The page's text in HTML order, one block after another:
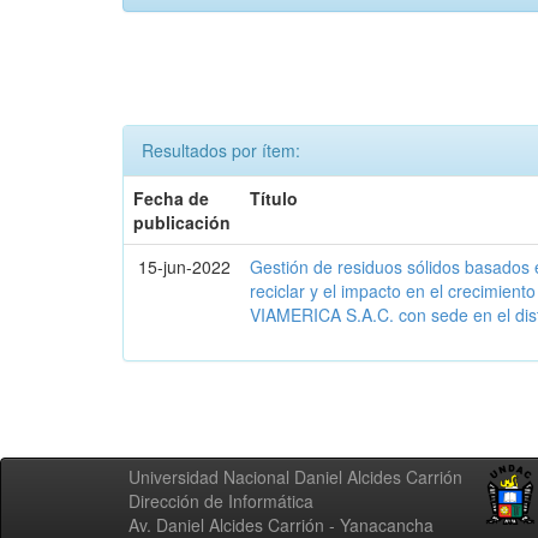
Resultados por ítem:
Fecha de
publicación
Título
15-jun-2022
Gestión de residuos sólidos basados
reciclar y el impacto en el
VIAMERICA S.A.C. con sede en el
Universidad Nacional Daniel Alcides Carrión
Dirección de Informática
Av. Daniel Alcides Carrión - Yanacancha